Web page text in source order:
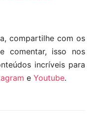
compartilhe com os
comentar, isso nos
incríveis para
e Youtube.